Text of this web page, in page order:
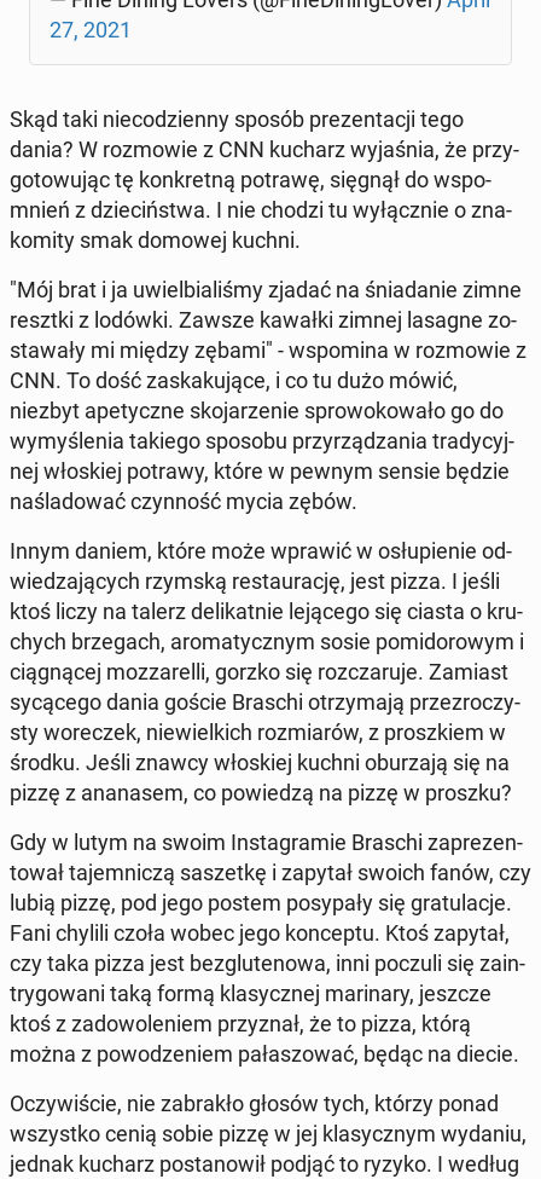
27, 2021
Skąd taki nie­co­dzien­ny sposób pre­zen­ta­cji tego
dania? W roz­mo­wie z CNN kucharz wy­ja­śnia, że przy­
go­to­wu­jąc tę kon­kret­ną potrawę, sięgnął do wspo­
mnień z dzie­ciń­stwa. I nie chodzi tu wy­łącz­nie o zna­
ko­mi­ty smak domowej kuchni.
"Mój brat i ja uwiel­bia­li­śmy zjadać na śnia­da­nie zimne
resztki z lodówki. Zawsze kawałki zimnej lasagne zo­
sta­wa­ły mi między zębami" - wspo­mi­na w roz­mo­wie z
CNN. To dość za­ska­ku­ją­ce, i co tu dużo mówić,
niezbyt ape­tycz­ne sko­ja­rze­nie spro­wo­ko­wa­ło go do
wy­my­śle­nia takiego sposobu przy­rzą­dza­nia tra­dy­cyj­
nej wło­skiej potrawy, które w pewnym sensie będzie
na­śla­do­wać czyn­ność mycia zębów.
Innym daniem, które może wprawić w osłu­pie­nie od­
wie­dza­ją­cych rzymską re­stau­ra­cję, jest pizza. I jeśli
ktoś liczy na talerz de­li­kat­nie le­ją­ce­go się ciasta o kru­
chych brze­gach, aro­ma­tycz­nym sosie po­mi­do­ro­wym i
cią­gną­cej moz­za­rel­li, gorzko się roz­cza­ru­je. Zamiast
sy­cą­ce­go dania goście Braschi otrzy­ma­ją prze­zro­czy­
sty wo­re­czek, nie­wiel­kich roz­mia­rów, z prosz­kiem w
środku. Jeśli znawcy wło­skiej kuchni obu­rza­ją się na
pizzę z ana­na­sem, co po­wie­dzą na pizzę w proszku?
Gdy w lutym na swoim In­sta­gra­mie Braschi za­pre­zen­
to­wał ta­jem­ni­czą sa­szet­kę i zapytał swoich fanów, czy
lubią pizzę, pod jego postem po­sy­pa­ły się gra­tu­la­cje.
Fani chylili czoła wobec jego kon­cep­tu. Ktoś zapytał,
czy taka pizza jest bez­glu­te­no­wa, inni poczuli się za­in­
try­go­wa­ni taką formą kla­sycz­nej ma­ri­na­ry, jeszcze
ktoś z za­do­wo­le­niem przy­znał, że to pizza, którą
można z po­wo­dze­niem pa­ła­szo­wać, będąc na diecie.
Oczy­wi­ście, nie za­bra­kło głosów tych, którzy ponad
wszyst­ko cenią sobie pizzę w jej kla­sycz­nym wydaniu,
jednak kucharz po­sta­no­wił podjąć to ryzyko. I według